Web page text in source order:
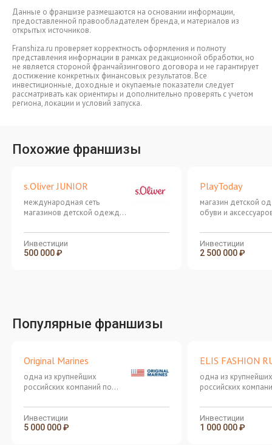
Данные о франшизе размещаются на основании информации,
предоставленной правообладателем бренда, и материалов из
открытых источников.
Franshiza.ru проверяет корректность оформления и полноту
представления информации в рамках редакционной обработки, но
не является стороной франчайзингового договора и не гарантирует
достижение конкретных финансовых результатов. Все
инвестиционные, доходные и окупаемые показатели следует
рассматривать как ориентиры и дополнительно проверять с учетом
региона, локации и условий запуска.
Похожие франшизы
s.Oliver JUNIOR
международная сеть
магазинов детской одежды
Инвестиции
500 000 ₽
PlayToday
магазин детской
обуви и
Инвестиции
2 500 000 ₽
Популярные франшизы
Original Marines
одна из крупнейших
российских компаний по
женской и мужской одежды
известных марок
Инвестиции
5 000 000 ₽
ELIS FASHION
одна из крупнейших
российских
женской и
известных марок
Инвестиции
1 000 000 ₽